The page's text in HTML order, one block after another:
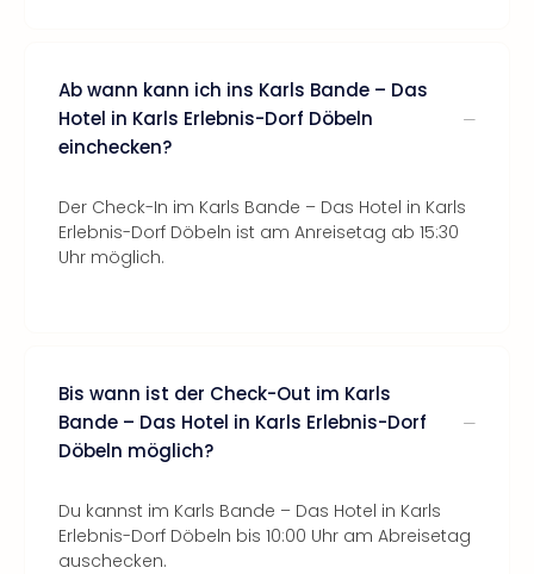
Ab wann kann ich ins Karls Bande – Das
Hotel in Karls Erlebnis-Dorf Döbeln
einchecken?
Der Check-In im Karls Bande – Das Hotel in Karls
Erlebnis-Dorf Döbeln ist am Anreisetag ab 15:30
Uhr möglich.
Bis wann ist der Check-Out im Karls
Bande – Das Hotel in Karls Erlebnis-Dorf
Döbeln möglich?
Du kannst im Karls Bande – Das Hotel in Karls
Erlebnis-Dorf Döbeln bis 10:00 Uhr am Abreisetag
auschecken.